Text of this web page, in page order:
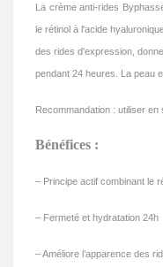
La crème anti-rides
le rétinol à l'acide
des rides d'expression,
pendant 24 heures. La peau
Recommandation : utiliser en
Bénéfices :
– Principe actif combinant le
– Fermeté et hydratation 24h
– Améliore l’apparence des